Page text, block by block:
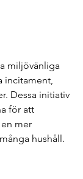
miljövänliga
incitament,
Dessa initiativ
för att
mer
hushåll.